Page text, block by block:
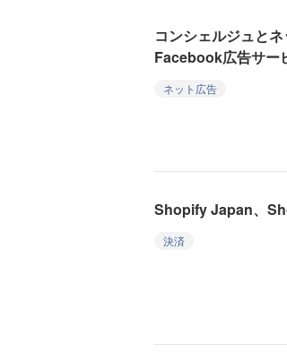
コンシェルジュと
Facebook広告サー
ネット広告
Shopify Japan、
決済